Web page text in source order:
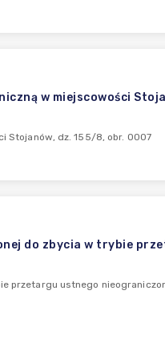
w miejscowości
Stojanów, dz. 155/8, obr. 0007
do zbycia w trybie
przetargu ustnego